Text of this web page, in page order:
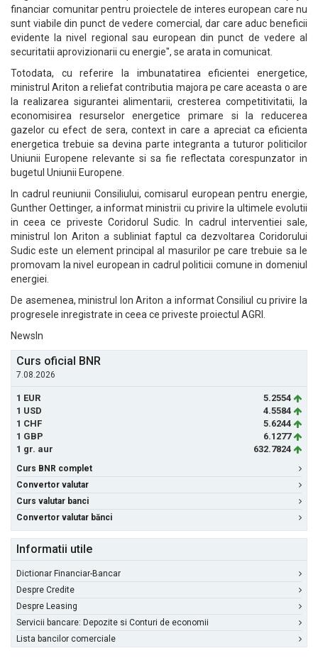
financiar comunitar pentru proiectele de interes european care nu
sunt viabile din punct de vedere comercial, dar care aduc beneficii
evidente la nivel regional sau european din punct de vedere al
securitatii aprovizionarii cu energie", se arata in comunicat.
Totodata, cu referire la imbunatatirea eficientei energetice,
ministrul Ariton a reliefat contributia majora pe care aceasta o are
la realizarea sigurantei alimentarii, cresterea competitivitatii, la
economisirea resurselor energetice primare si la reducerea
gazelor cu efect de sera, context in care a apreciat ca eficienta
energetica trebuie sa devina parte integranta a tuturor politicilor
Uniunii Europene relevante si sa fie reflectata corespunzator in
bugetul Uniunii Europene.
In cadrul reuniunii Consiliului, comisarul european pentru energie,
Gunther Oettinger, a informat ministrii cu privire la ultimele evolutii
in ceea ce priveste Coridorul Sudic. In cadrul interventiei sale,
ministrul Ion Ariton a subliniat faptul ca dezvoltarea Coridorului
Sudic este un element principal al masurilor pe care trebuie sa le
promovam la nivel european in cadrul politicii comune in domeniul
energiei.
De asemenea, ministrul Ion Ariton a informat Consiliul cu privire la
progresele inregistrate in ceea ce priveste proiectul AGRI.
NewsIn
Curs oficial BNR
7.08.2026
1 EUR
5.2554
1 USD
4.5584
1 CHF
5.6244
1 GBP
6.1277
1 gr. aur
632.7824
Curs BNR complet
Convertor valutar
Curs valutar banci
Convertor valutar bănci
Informatii utile
Dictionar Financiar-Bancar
Despre Credite
Despre Leasing
Servicii bancare: Depozite si Conturi de economii
Lista bancilor comerciale